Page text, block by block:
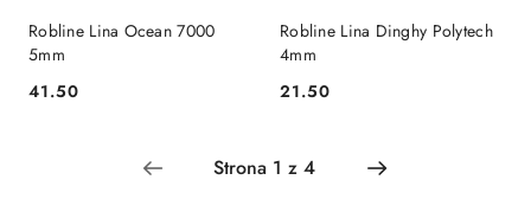
Robline Lina Ocean 7000
5mm
Cena:
41.50
Robline Lina Dinghy Polytech
4mm
Cena:
21.50